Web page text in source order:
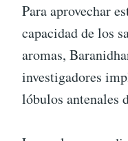
Para aprovechar
capacidad de los
aromas,
investigadores
lóbulos antenales